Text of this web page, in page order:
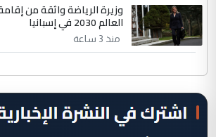
وزيرة الرياضة واثقة من
العالم 2030 في إسبانيا
منذ 3 ساعة